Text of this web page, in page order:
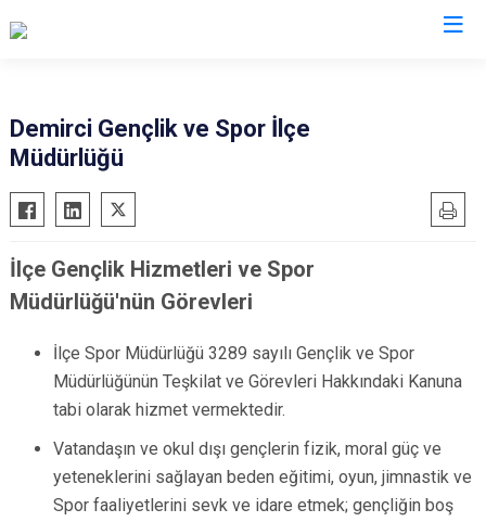
Ahmetli
Akhisar
Demirci
Gölmarmara
Gördes
Kırkağaç
Köprübaşı
Selendi
Şehzadeler
Yunusemre
Demirci Gençlik ve Spor İlçe
Müdürlüğü
İlçe Gençlik Hizmetleri ve Spor
Müdürlüğü'nün Görevleri
İlçe Spor Müdürlüğü 3289 sayılı Gençlik ve Spor
Müdürlüğünün Teşkilat ve Görevleri Hakkındaki Kanuna
tabi olarak hizmet vermektedir.
Vatandaşın ve okul dışı gençlerin fizik, moral güç ve
yeteneklerini sağlayan beden eğitimi, oyun, jimnastik ve
Spor faaliyetlerini sevk ve idare etmek; gençliğin boş